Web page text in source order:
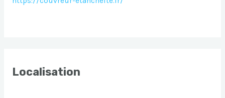
Localisation